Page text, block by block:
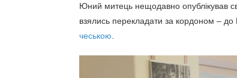
Юний митець нещодавно опублікував
взялись перекладати за кордоном –
чеською